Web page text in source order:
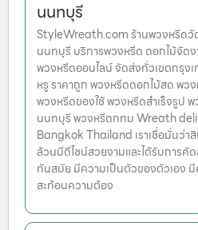
นนทบุรี
StyleWreath.com ร้านพวงหรีดวั
นนทบุรี บริการพวงหรีด ดอกไม้จัด
พวงหรีดออนไลน์ จัดส่งทั่วเขตกรุง
หรู ราคาถูก พวงหรีดดอกไม้สด พ
พวงหรีดของใช้ พวงหรีดสำเร็จรูป
นนทบุรี พวงหรีดกทม Wreath
Bangkok Thailand เราเชื่อมั่นว่า
ล้วนมีดีไซน์สวยงามและได้รับการ
ทันสมัย มีความเป็นตัวของตัวเอง
สะท้อนความต้อง